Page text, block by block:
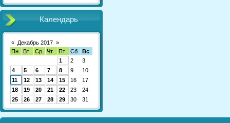
Календарь
« Декабрь 2017 »
Пн
Вт Ср Чт Пт Сб
Вс
1
2
3
4
5 6 7 8 9
10
11
12 13 14 15 16
17
18
19 20 21 22 23
24
25
26 27 28 29 30 31